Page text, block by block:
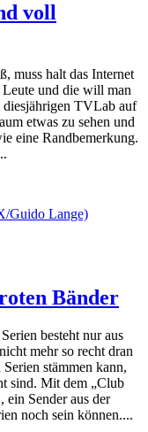
voll
muss halt das Internet
und die will man
diesjährigen TVLab auf
etwas zu sehen und
eine Randbemerkung.
Bänder
besteht nur aus
mehr so recht dran
Serien stämmen kann,
sind. Mit dem „Club
ein Sender aus der
noch sein können....